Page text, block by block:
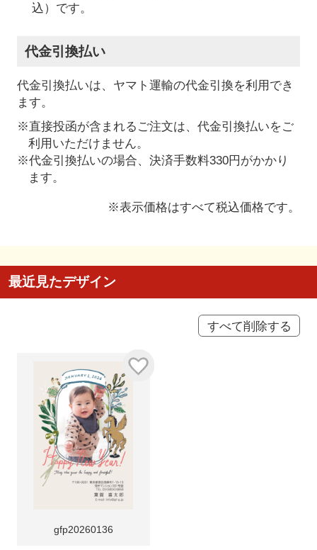
込）です。
代金引換払い
代金引換払いは、ヤマト運輸の代金引換を利用でき
ます。
※直接投函が含まれるご注文は、代金引換払いをご
利用いただけません。
※代金引換払いの場合、決済手数料330円がかかり
ます。
※表示価格はすべて税込価格です。
最近見たデザイン
すべて削除する
gfp20260136